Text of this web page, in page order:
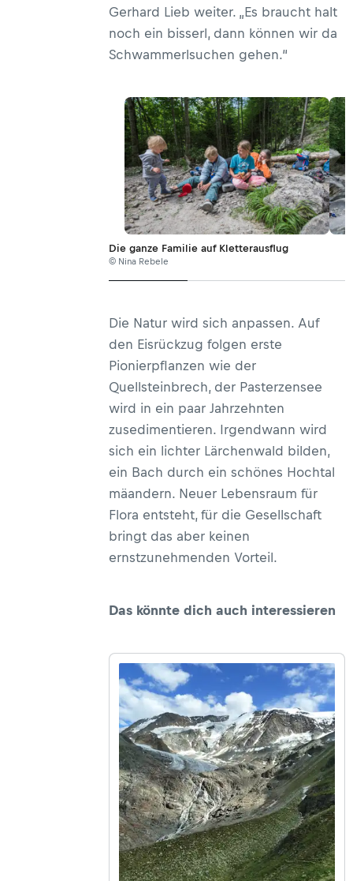
Gerhard Lieb weiter. „Es braucht halt
noch ein bisserl, dann können wir da
Schwammerlsuchen gehen.“
Die ganze Familie auf Kletterausflug
© Nina Rebele
Die Natur wird sich anpassen. Auf
den Eisrückzug folgen erste
Pionierpflanzen wie der
Quellsteinbrech, der Pasterzensee
wird in ein paar Jahrzehnten
zusedimentieren. Irgendwann wird
sich ein lichter Lärchenwald bilden,
ein Bach durch ein schönes Hochtal
mäandern. Neuer Lebensraum für
Flora entsteht, für die Gesellschaft
bringt das aber keinen
ernstzunehmenden Vorteil.
Das könnte dich auch interessieren